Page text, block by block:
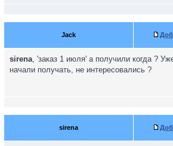
Jack
sirena, 'заказ 1 июля' а получили когда ?
начали получать, не интересовались ?
sirena